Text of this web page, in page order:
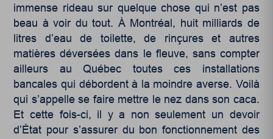
immense rideau sur quelque chose qui n’est pas
beau à voir du tout. À Montréal, huit milliards de
litres d’eau de toilette, de rinçures et autres
matières déversées dans le fleuve, sans compter
ailleurs au Québec toutes ces installations
bancales qui débordent à la moindre averse. Voilà
qui s’appelle se faire mettre le nez dans son caca.
Et cette fois-ci, il y a non seulement un devoir
d’État pour s’assurer du bon fonctionnement des